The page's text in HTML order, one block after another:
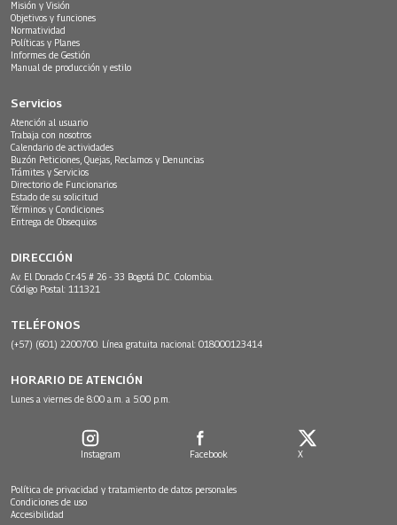
Misión y Visión
Objetivos y funciones
Normatividad
Políticas y Planes
Informes de Gestión
Manual de producción y estilo
Servicios
Atención al usuario
Trabaja con nosotros
Calendario de actividades
Buzón Peticiones, Quejas, Reclamos y Denuncias
Trámites y Servicios
Directorio de Funcionarios
Estado de su solicitud
Términos y Condiciones
Entrega de Obsequios
DIRECCIÓN
Av. El Dorado Cr.45 # 26 - 33 Bogotá D.C. Colombia.
Código Postal: 111321
TELÉFONOS
(+57) (601) 2200700. Línea gratuita nacional: 018000123414
HORARIO DE ATENCIÓN
Lunes a viernes de 8:00 a.m. a 5:00 p.m.
Instagram Facebook X
Política de privacidad y tratamiento de datos personales
Condiciones de uso
Accesibilidad